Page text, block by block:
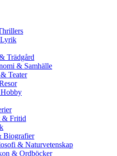
Trädgård
& Samhälle
Teater
& Fritid
Biografier
& Naturvetenskap
& Ordböcker